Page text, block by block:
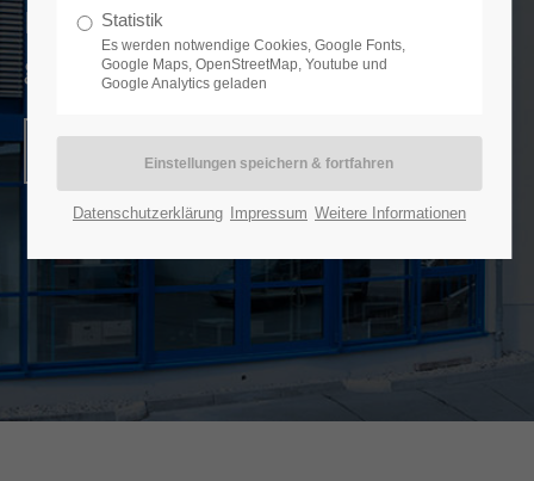
Funktechnik haben uns zu dem
gemacht, wer wir heute sind.
Statistik
Es werden notwendige Cookies, Google Fonts,
Google Maps, OpenStreetMap, Youtube und
Google Analytics geladen
Datenschutzerklärung Impressum Weitere Informationen